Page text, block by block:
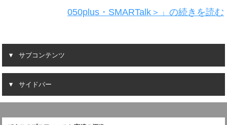
050plus・SMARTalk＞」の続きを読む
サブコンテンツ
サイドバー